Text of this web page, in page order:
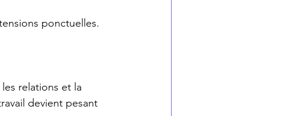
ponctuelles.
relations et la
devient pesant